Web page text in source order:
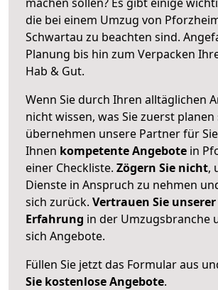
die bei einem Umzug von
Schwartau zu beachten sind.
Planung bis hin zum Verpacken
Hab & Gut.
Wenn Sie durch Ihren alltäglichen
nicht wissen, was Sie zuerst
übernehmen unsere Partner für
Ihnen kompetente Angebote in
einer Checkliste. Zögern Sie nicht,
Dienste in Anspruch zu nehmen
sich zurück. Vertrauen Sie unserer
Erfahrung in der Umzugsbranche
sich Angebote.
Füllen Sie jetzt das Formular aus
Sie kostenlose Angebote.